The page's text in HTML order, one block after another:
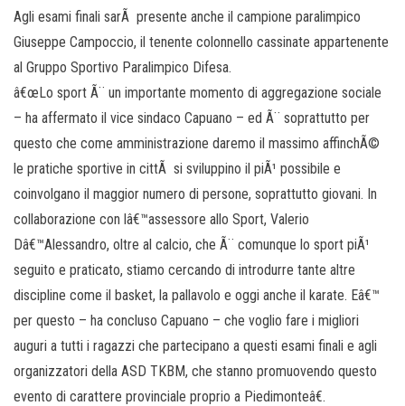
Agli esami finali sarÃ presente anche il campione paralimpico
Giuseppe Campoccio, il tenente colonnello cassinate appartenente
al Gruppo Sportivo Paralimpico Difesa.
â€œLo sport Ã¨ un importante momento di aggregazione sociale
– ha affermato il vice sindaco Capuano – ed Ã¨ soprattutto per
questo che come amministrazione daremo il massimo affinchÃ©
le pratiche sportive in cittÃ si sviluppino il piÃ¹ possibile e
coinvolgano il maggior numero di persone, soprattutto giovani. In
collaborazione con lâ€™assessore allo Sport, Valerio
Dâ€™Alessandro, oltre al calcio, che Ã¨ comunque lo sport piÃ¹
seguito e praticato, stiamo cercando di introdurre tante altre
discipline come il basket, la pallavolo e oggi anche il karate. Eâ€™
per questo – ha concluso Capuano – che voglio fare i migliori
auguri a tutti i ragazzi che partecipano a questi esami finali e agli
organizzatori della ASD TKBM, che stanno promuovendo questo
evento di carattere provinciale proprio a Piedimonteâ€.